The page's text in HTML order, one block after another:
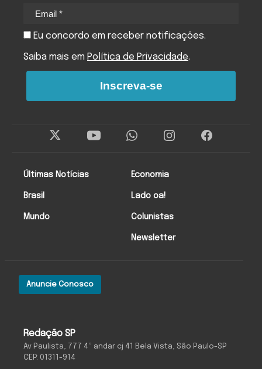
Redação SP
Av Paulista, 777 4º andar cj 41 Bela Vista, São Paulo-SP
CEP: 01311-914
Anuncie Conosco
Últimas Notícias
Brasil
Mundo
Economia
Lado oa!
Colunistas
Newsletter
Eu concordo em receber notificações.
Saiba mais em Política de Privacidade.
Inscreva-se